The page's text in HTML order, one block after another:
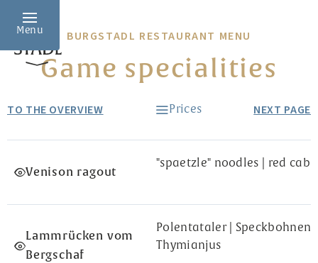
Apartment house and restaurant Burgstadl
Menu
house and restaurant Burgstadl
BURGSTADL RESTAURANT MENU
Game specialities
TO THE OVERVIEW Prices NEXT PAGE
Venison ragout
"spaetzle" noodles | red
Lammrücken vom
Bergschaf
Polentataler | Speckbohnen |
Thymianjus